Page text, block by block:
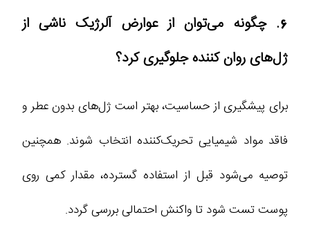
6. چگونه می‌توان از عوارض آلرژیک ناشی از
ژل‌های روان کننده جلوگیری کرد؟
برای پیشگیری از حساسیت، بهتر است ژل‌های بدون عطر و
فاقد مواد شیمیایی تحریک‌کننده انتخاب شوند. همچنین
توصیه می‌شود قبل از استفاده گسترده، مقدار کمی روی
پوست تست شود تا واکنش احتمالی بررسی گردد.